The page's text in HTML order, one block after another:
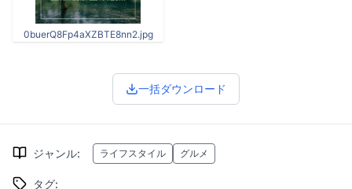
0buerQ8Fp4aXZBTE8nn2.jpg
一括ダウンロード
ジャンル: ライフスタイル グルメ
タグ: